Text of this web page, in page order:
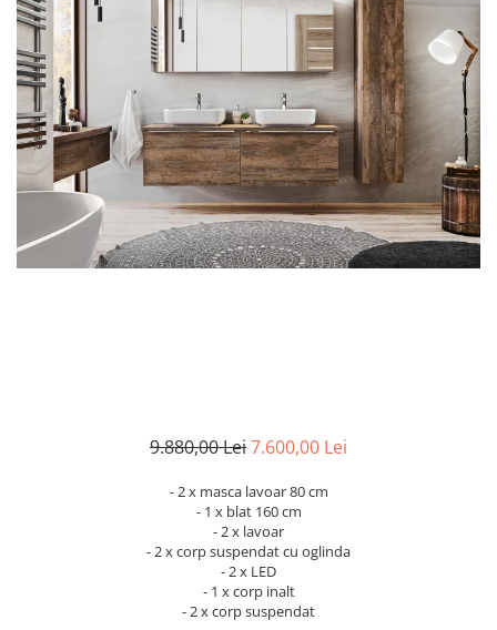
Oferte speciale
Banchete
Sezlong living
9.880,00 Lei7.600,00 Lei
- 2 x masca lavoar 80 cm
- 1 x blat 160 cm
- 2 x lavoar
- 2 x corp suspendat cu oglinda
- 2 x LED
- 1 x corp inalt
- 2 x corp suspendat